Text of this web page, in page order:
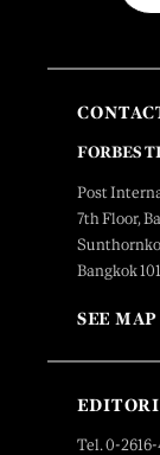
FORBES
Post
7th Floor,
Bangkok
SEE MAP
Tel. 0-